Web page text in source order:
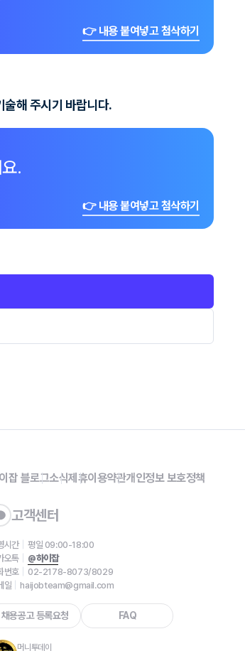
👉 내용 붙여넣고 첨삭하기
술해 주시기 바랍니다.
.
👉 내용 붙여넣고 첨삭하기
잡 블로그소식제휴이용약관개인정보 보호정책
고객센터
시간
평일 09:00-18:00
오톡
@하이잡
번호
02-2178-8073/8029
일
haijobteam@gmail.com
채용공고 등록요청 FAQ
머니투데이